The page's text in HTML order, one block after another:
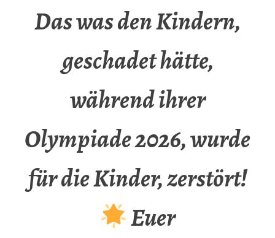
Das was den Kindern,
geschadet hätte,
während ihrer
Olympiade 2026, wurde
für die Kinder, zerstört!
Euer